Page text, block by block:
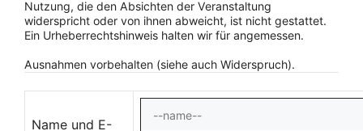
Nutzung, die den Absichten der Veranstaltung
widerspricht oder von ihnen abweicht, ist nicht gestattet.
Ein Urheberrechtshinweis halten wir für angemessen.
Ausnahmen vorbehalten (siehe auch Widerspruch).
Name und E-